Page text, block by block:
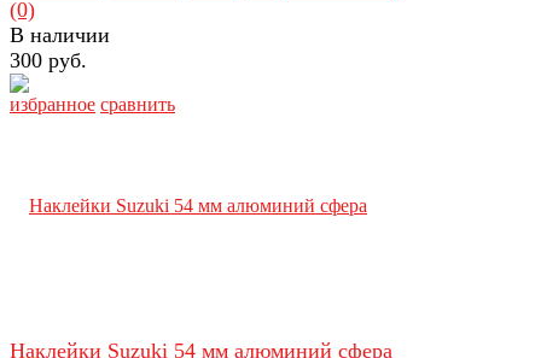
избранное сравнить
(0)
В наличии
300 руб.
Наклейки Suzuki 54 мм алюминий сфера